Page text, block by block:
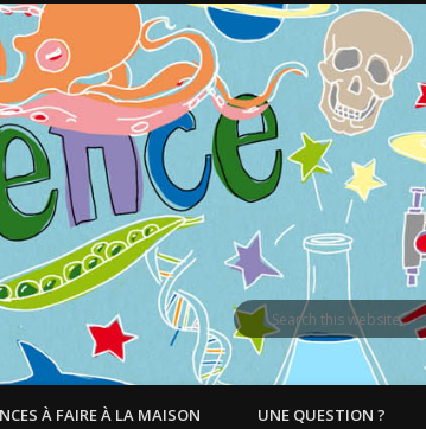
À FAIRE À LA MAISON UNE QUESTION ?